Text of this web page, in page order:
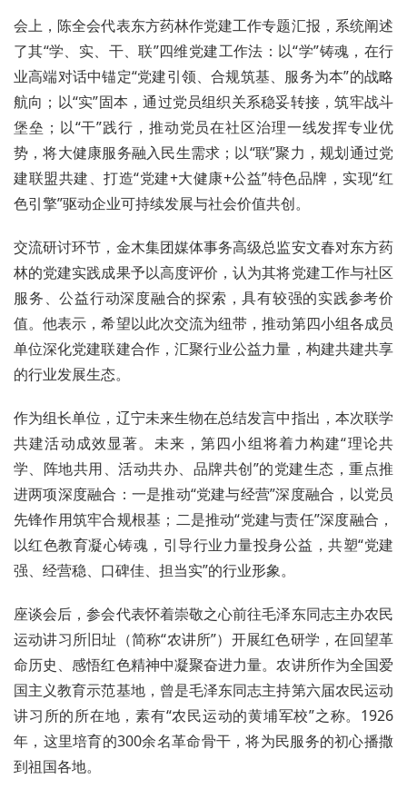
会上，陈全会代表东方药林作党建工作专题汇报，系统阐述
了其“学、实、干、联”四维党建工作法：以“学”铸魂，在行
业高端对话中锚定“党建引领、合规筑基、服务为本”的战略
航向；以“实”固本，通过党员组织关系稳妥转接，筑牢战斗
堡垒；以“干”践行，推动党员在社区治理一线发挥专业优
势，将大健康服务融入民生需求；以“联”聚力，规划通过党
建联盟共建、打造“党建+大健康+公益”特色品牌，实现“红
色引擎”驱动企业可持续发展与社会价值共创。
交流研讨环节，金木集团媒体事务高级总监安文春对东方药
林的党建实践成果予以高度评价，认为其将党建工作与社区
服务、公益行动深度融合的探索，具有较强的实践参考价
值。他表示，希望以此次交流为纽带，推动第四小组各成员
单位深化党建联建合作，汇聚行业公益力量，构建共建共享
的行业发展生态。
作为组长单位，辽宁未来生物在总结发言中指出，本次联学
共建活动成效显著。未来，第四小组将着力构建“理论共
学、阵地共用、活动共办、品牌共创”的党建生态，重点推
进两项深度融合：一是推动“党建与经营”深度融合，以党员
先锋作用筑牢合规根基；二是推动“党建与责任”深度融合，
以红色教育凝心铸魂，引导行业力量投身公益，共塑“党建
强、经营稳、口碑佳、担当实”的行业形象。
座谈会后，参会代表怀着崇敬之心前往毛泽东同志主办农民
运动讲习所旧址（简称“农讲所”）开展红色研学，在回望革
命历史、感悟红色精神中凝聚奋进力量。农讲所作为全国爱
国主义教育示范基地，曾是毛泽东同志主持第六届农民运动
讲习所的所在地，素有“农民运动的黄埔军校”之称。1926
年，这里培育的300余名革命骨干，将为民服务的初心播撒
到祖国各地。